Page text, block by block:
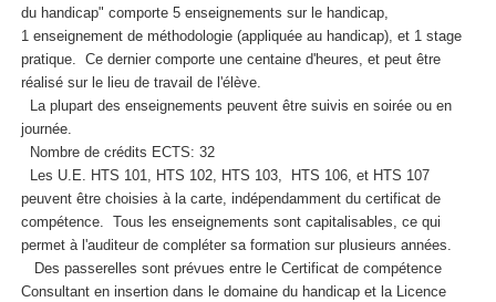
du handicap" comporte 5 enseignements sur le handicap,
1 enseignement de méthodologie (appliquée au handicap), et 1 stage
pratique. Ce dernier comporte une centaine d'heures, et peut être
réalisé sur le lieu de travail de l'élève.
La plupart des enseignements peuvent être suivis en soirée ou en
journée.
Nombre de crédits ECTS: 32
Les U.E. HTS 101, HTS 102, HTS 103, HTS 106, et HTS 107
peuvent être choisies à la carte, indépendamment du certificat de
compétence. Tous les enseignements sont capitalisables, ce qui
permet à l'auditeur de compléter sa formation sur plusieurs années.
Des passerelles sont prévues entre le Certificat de compétence
Consultant en insertion dans le domaine du handicap et la Licence